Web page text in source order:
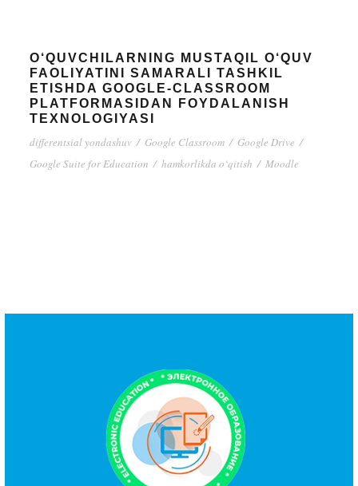
O‘QUVCHILARNING MUSTAQIL O‘QUV
FAOLIYATINI SAMARALI TASHKIL
ETISHDA GOOGLE-CLASSROOM
PLATFORMASIDAN FOYDALANISH
TEXNOLOGIYASI
differentsial yondashuv / Google Classroom / Google Drive /
Google Suite for Education / hamkorlikda o‘qitish / Moodle